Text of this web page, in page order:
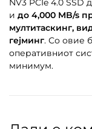
NV3 PCIe 4.0 SSD
и до 4,000 MB/s
мултитаскинг,
гејминг. Со овие
оперативниот
минимум.